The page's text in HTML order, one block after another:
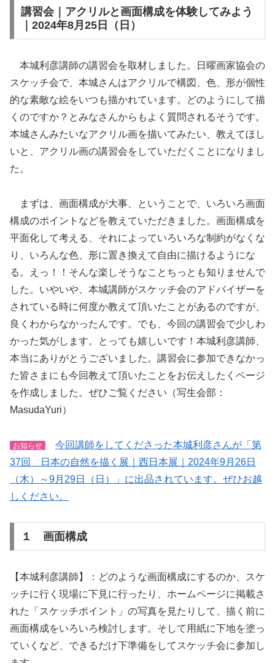
講習会｜アクリルと画面構成を体験してみよう
｜2024年8月25日（日）
本城利彦講師の講習会を取材しました。日曜画家協会の
スケッチ会で、本城さんはアクリルで構図、色、形が個性
的な素敵な絵をいつも描かれています。どのようにして描
くのですか？とみなさんからもよく質問されるそうです。
本城さんみたいなアクリル画を描いてみたい、教えてほし
いと、アクリル画の講習会をしていただくことになりまし
た。
まずは、画面構成が大事、ということで、いろいろ画面
構成のポイントなどを教えていただきました。画面構成を
平面化して考える、それによっていろいろな制約がなくな
り、いろんな色、形に置き換えて自由に描けるようにな
る。えっ！！そんな楽しそうなことちっとも知りませんで
した。いやいや、本城講師がスケッチ会のアドバイザーを
されている時に何度か教えて頂いたことがあるのですが、
良くわからなかったんです。でも、今回の講習会で少しわ
かった気がします。とっても嬉しいです！本城利彦講師、
本当にありがとうございました。講習会に参加できなかっ
た皆さまにも今回教えて頂いたことをお伝えしたくページ
を作成しました。ぜひご覧ください（写生会部：
MasudaYuri）
お知らせ
今回講師をしてくださった本城利彦さんが「第
37回 日本の自然を描く展｜西日本展｜2024年9月26日
（木）～9月29日（日）」に出品されています。ぜひお越
しください。
１ 画面構成
【本城利彦講師】：どのような画面構成にするのか、スケ
ッチに行く現場に下見に行ったり、ホームページに掲載さ
れた「スケッチポイント」の写真を見たりして、描く前に
画面構成をいろいろ検討します。そして用紙に下地を塗っ
ていくなど、できるだけ下準備をしてスケッチ会に参加し